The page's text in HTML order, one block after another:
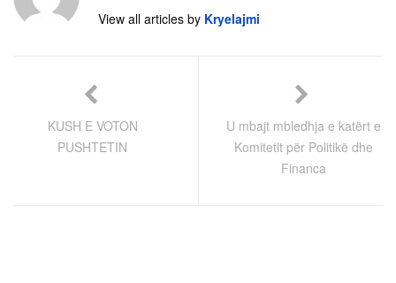
View all articles by Kryelajmi
KUSH E VOTON
PUSHTETIN
U mbajt mbledhja e katërt e
Komitetit për Politikë dhe
Financa